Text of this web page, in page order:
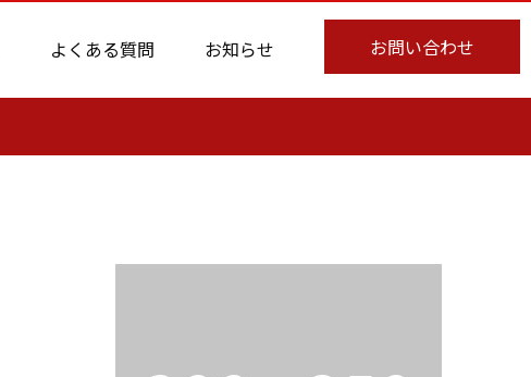
お問い合わせ
よくある質問 お知らせ